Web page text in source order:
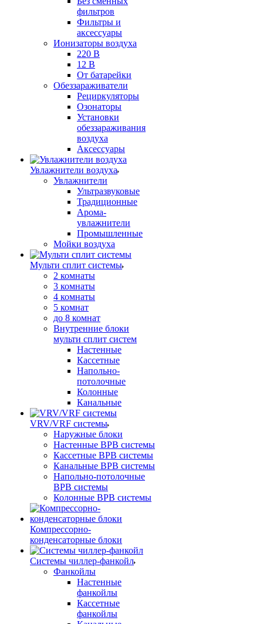
фильтров
Фильтры и
аксессуары
Ионизаторы воздуха
220 В
12 В
От батарейки
Обеззараживатели
Рециркуляторы
Озонаторы
Установки
обеззараживания
воздуха
Аксессуары
Увлажнители воздуха
Увлажнители
Ультразвуковые
Традиционные
Арома-
увлажнители
Промышленные
Мойки воздуха
Мульти сплит системы
2 комнаты
3 комнаты
4 комнаты
5 комнат
до 8 комнат
Внутренние блоки
мульти сплит систем
Настенные
Кассетные
Напольно-
потолочные
Колонные
Канальные
VRV/VRF системы
Наружные блоки
Настенные ВРВ системы
Кассетные ВРВ системы
Канальные ВРВ системы
Напольно-потолочные
ВРВ системы
Колонные ВРВ системы
Компрессорно-
конденсаторные блоки
Системы чиллер-фанкойл
Фанкойлы
Настенные
фанкойлы
Кассетные
фанкойлы